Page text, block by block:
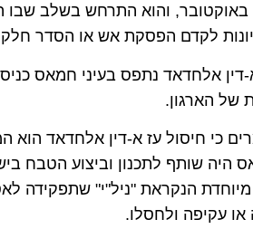
לחזור לעצמו אחרי מחדל ה-7 באוקטובר, והוא
לקדם הפסקת אש או הסדר
אלחדאד נתפס בעיני חמאס
של הארגון.
כי חיסול עז א-דין אלחדאד
הנקראת "ניל"י" שתפקידה
עקיפה ולחסלו.